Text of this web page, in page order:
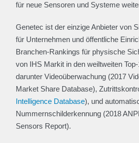
für neue Sensoren und Systeme
Genetec ist der einzige Anbieter von
für Unternehmen und öffentliche
Branchen-Rankings für physische
von IHS Markit in den weiltweiten
darunter Videoüberwachung (2017
Market Share Database),
Intelligence Database), und
Nummernschilderkennung (2018
Sensors Report).